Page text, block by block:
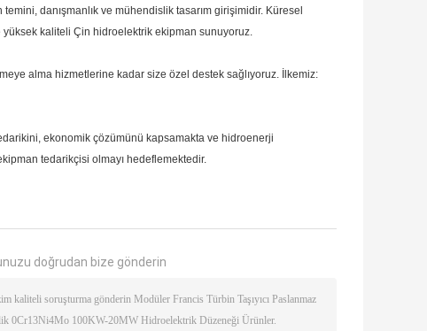
danışmanlık ve mühendislik tasarım girişimidir. Küresel
yüksek kaliteli Çin hidroelektrik ekipman sunuyoruz.
alma hizmetlerine kadar size özel destek sağlıyoruz.
İlkemiz:
ekonomik çözümünü kapsamakta ve hidroenerji
tedarikçisi olmayı hedeflemektedir.
doğrudan bize gönderin